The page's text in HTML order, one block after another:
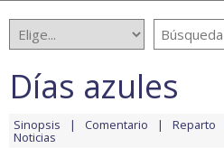
Días azules
Sinopsis Comentario Reparto
Noticias